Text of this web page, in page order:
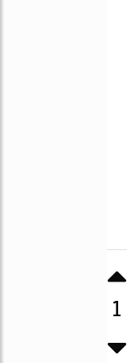
1